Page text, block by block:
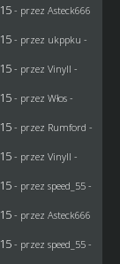
- przez Asteck666
- przez ukppku -
- przez Vinyll -
- przez Włos-
- przez Rumford -
- przez Vinyll -
- przez speed_55 -
- przez Asteck666
- przez speed_55 -